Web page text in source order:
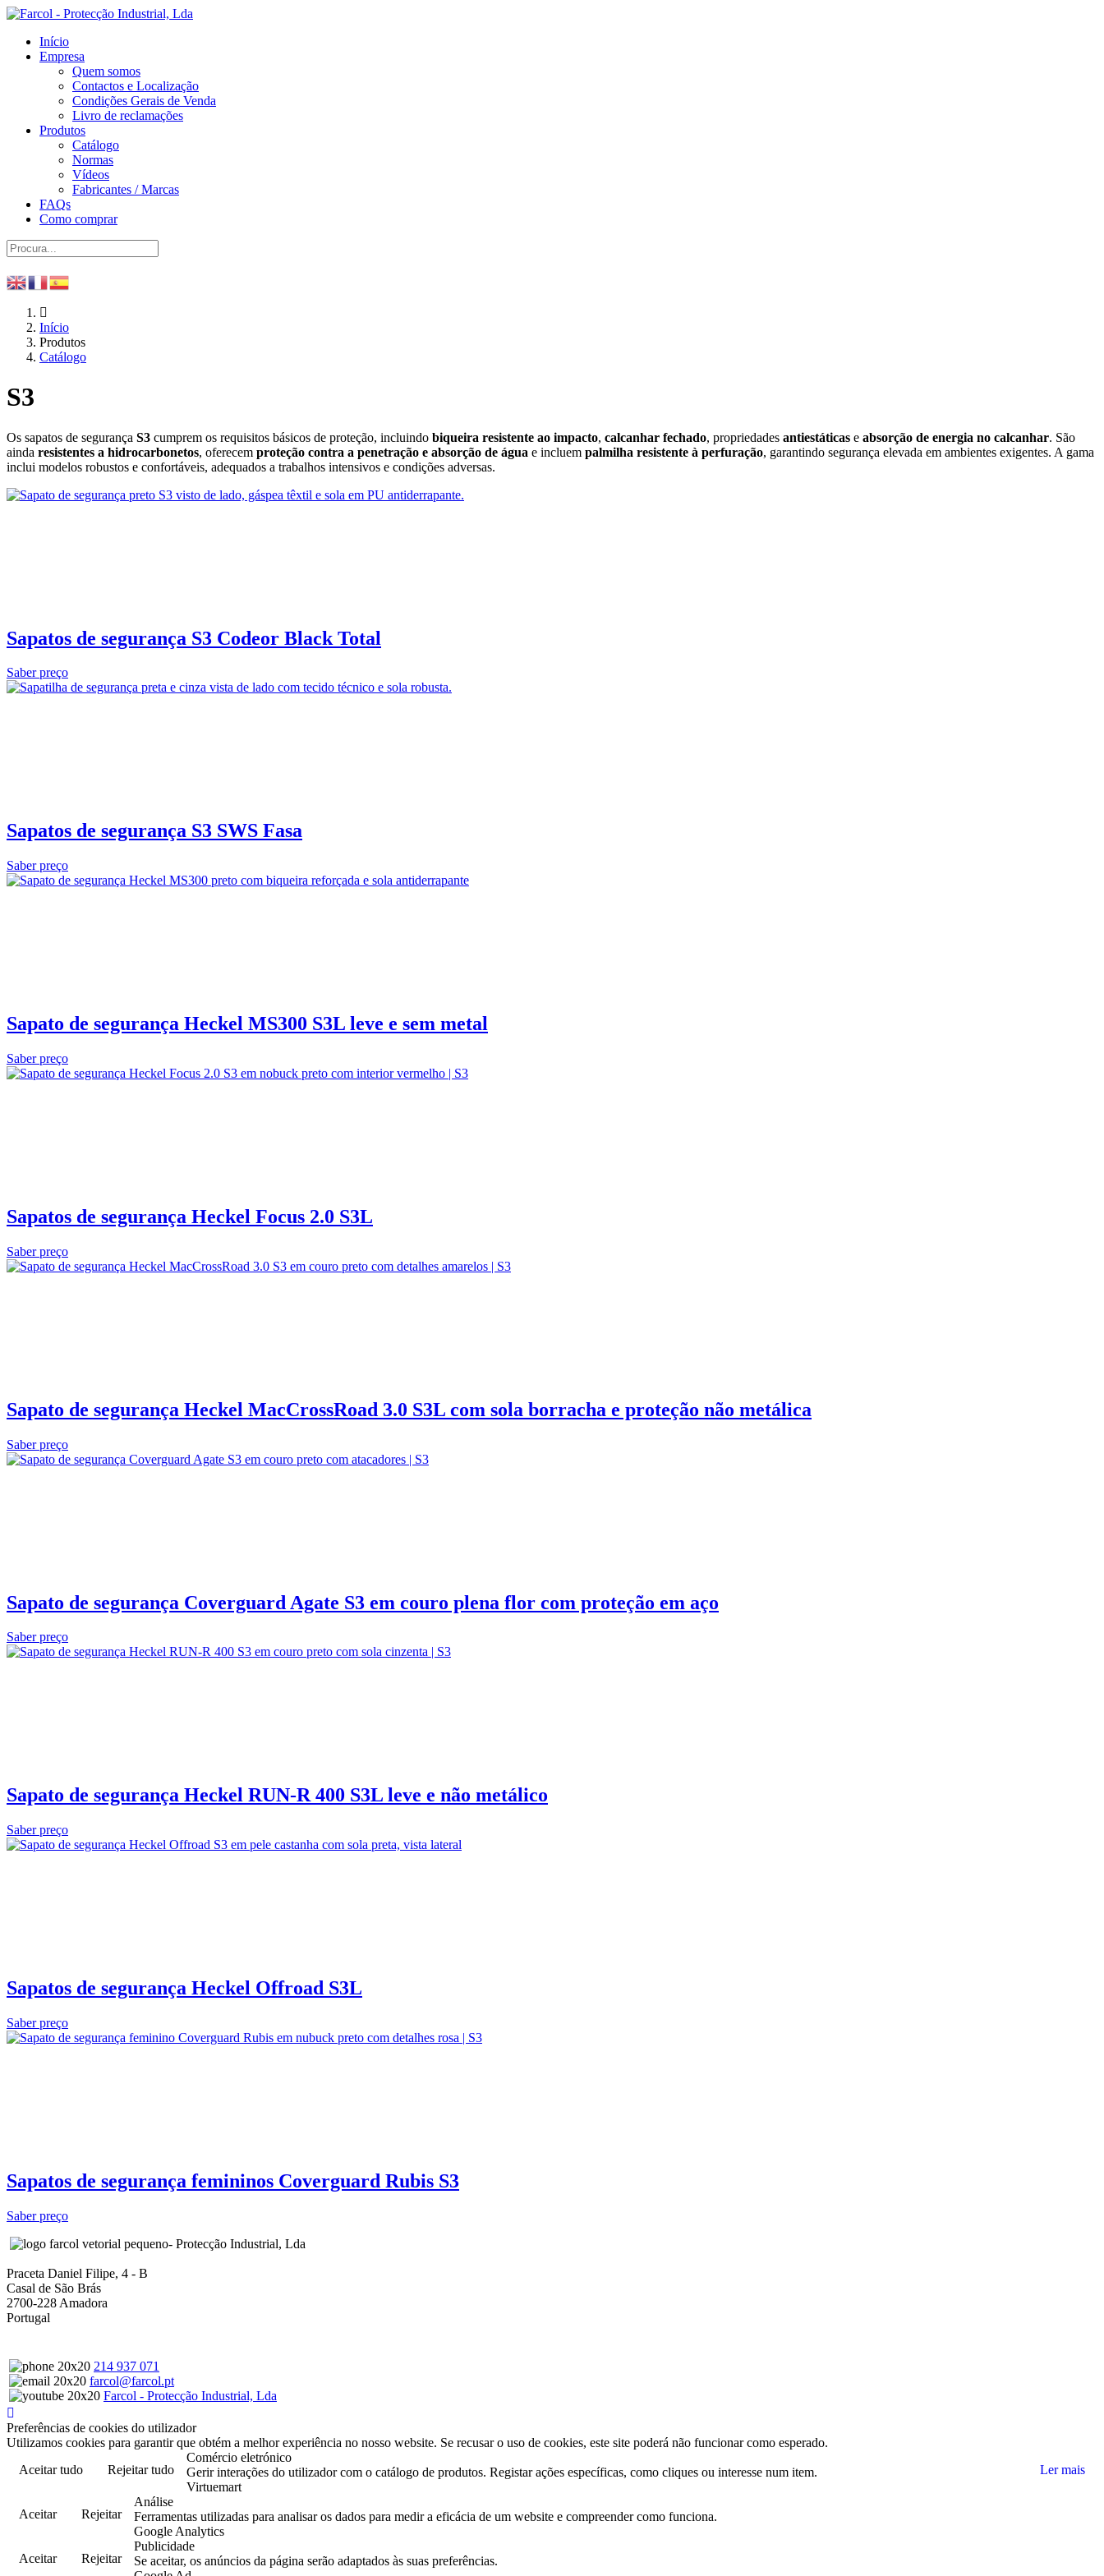
Início
Empresa
Quem somos
Contactos e Localização
Condições Gerais de Venda
Livro de reclamações
Produtos
Catálogo
Normas
Vídeos
Fabricantes / Marcas
FAQs
Como comprar
Início
Produtos
Catálogo
S3
Os sapatos de segurança S3 cumprem os requisitos básicos de proteção, incluindo biqueira resistente ao impacto, calcanhar fechado, propriedades antiestáticas e absorção de energia no calcanhar. São
ainda resistentes a hidrocarbonetos, oferecem proteção contra a penetração e absorção de água e incluem palmilha resistente à perfuração, garantindo segurança elevada em ambientes exigentes. A gama
inclui modelos robustos e confortáveis, adequados a trabalhos intensivos e condições adversas.
Sapatos de segurança S3 Codeor Black Total
Saber preço
Sapatos de segurança S3 SWS Fasa
Saber preço
Sapato de segurança Heckel MS300 S3L leve e sem metal
Saber preço
Sapatos de segurança Heckel Focus 2.0 S3L
Saber preço
Sapato de segurança Heckel MacCrossRoad 3.0 S3L com sola borracha e proteção não metálica
Saber preço
Sapato de segurança Coverguard Agate S3 em couro plena flor com proteção em aço
Saber preço
Sapato de segurança Heckel RUN-R 400 S3L leve e não metálico
Saber preço
Sapatos de segurança Heckel Offroad S3L
Saber preço
Sapatos de segurança femininos Coverguard Rubis S3
Saber preço
- Protecção Industrial, Lda
Praceta Daniel Filipe, 4 - B
Casal de São Brás
2700-228 Amadora
Portugal
214 937 071
farcol@farcol.pt
Farcol - Protecção Industrial, Lda
Preferências de cookies do utilizador
Utilizamos cookies para garantir que obtém a melhor experiência no nosso website. Se recusar o uso de cookies, este site poderá não funcionar como esperado.
Aceitar tudo
Rejeitar tudo Ler mais
Comércio eletrónico
Gerir interações do utilizador com o catálogo de produtos. Registar ações específicas, como cliques ou interesse num item.
Virtuemart
Aceitar
Rejeitar
Análise
Ferramentas utilizadas para analisar os dados para medir a eficácia de um website e compreender como funciona.
Google Analytics
Aceitar
Rejeitar
Publicidade
Se aceitar, os anúncios da página serão adaptados às suas preferências.